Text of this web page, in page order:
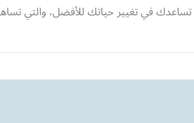
في تغيير حياتك للأفضل، والتي